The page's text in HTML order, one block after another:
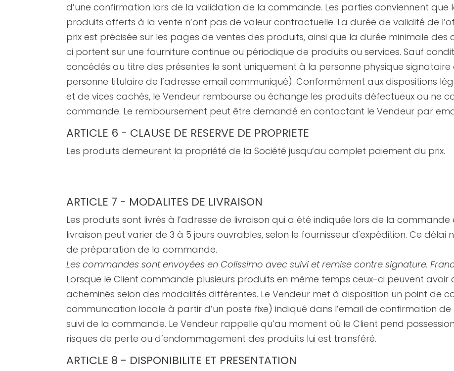
d’une confirmation lors de la validation de la commande. Les parties conviennent que
produits offerts à la vente n’ont pas de valeur contractuelle. La durée de validité de
prix est précisée sur les pages de ventes des produits, ainsi que la durée minimale
ci portent sur une fourniture continue ou périodique de produits ou services. Sauf
concédés au titre des présentes le sont uniquement à la personne physique
personne titulaire de l’adresse email communiqué). Conformément aux dispositions
et de vices cachés, le Vendeur rembourse ou échange les produits défectueux ou ne
commande. Le remboursement peut être demandé en contactant le Vendeur par
ARTICLE 6 - CLAUSE DE RESERVE DE PROPRIETE
Les produits demeurent la propriété de la Société jusqu’au complet paiement du prix.
ARTICLE 7 - MODALITES DE LIVRAISON
Les produits sont livrés à l’adresse de livraison qui a été indiquée lors de la commande
livraison peut varier de 3 à 5 jours ouvrables, selon le fournisseur d'expédition. Ce
de préparation de la commande.
Les commandes sont envoyées en Colissimo avec suivi et remise contre signature.
Lorsque le Client commande plusieurs produits en même temps ceux-ci peuvent avoir
acheminés selon des modalités différentes. Le Vendeur met à disposition un point de
communication locale à partir d’un poste fixe) indiqué dans l’email de confirmation
suivi de la commande. Le Vendeur rappelle qu’au moment où le Client pend
risques de perte ou d’endommagement des produits lui est transféré.
ARTICLE 8 - DISPONIBILITE ET PRESENTATION